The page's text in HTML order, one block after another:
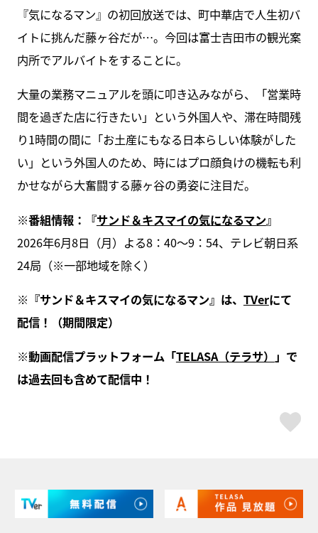
『気になるマン』の初回放送では、町中華店で人生初バ
イトに挑んだ藤ヶ谷だが…。今回は富士吉田市の観光案
内所でアルバイトをすることに。
大量の業務マニュアルを頭に叩き込みながら、「営業時
間を過ぎた店に行きたい」という外国人や、滞在時間残
り1時間の間に「お土産にもなる日本らしい体験がした
い」という外国人のため、時にはプロ顔負けの機転も利
かせながら大奮闘する藤ヶ谷の勇姿に注目だ。
※番組情報：『サンド＆キスマイの気になるマン』
2026年6月8日（月）よる8：40～9：54、テレビ朝日系
24局（※一部地域を除く）
※『サンド＆キスマイの気になるマン』は、 TVerにて
配信！（期間限定）
※動画配信プラットフォーム「TELASA（テラサ） 」で
は過去回も含めて配信中！